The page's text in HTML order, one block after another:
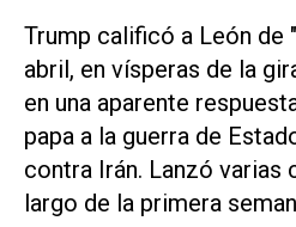
Trump calificó a León de
abril, en vísperas de la
en una aparente
papa a la guerra de
contra Irán. Lanzó varias
‌largo de la primera